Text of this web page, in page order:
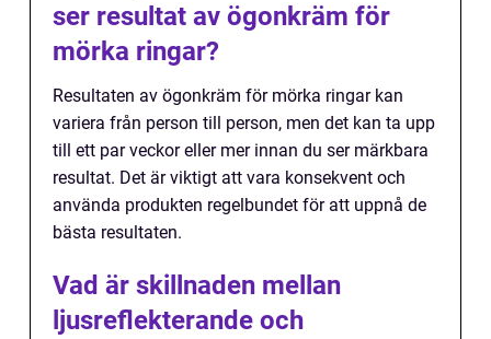
ser resultat av ögonkräm för
mörka ringar?
Resultaten av ögonkräm för mörka ringar kan
variera från person till person, men det kan ta upp
till ett par veckor eller mer innan du ser märkbara
resultat. Det är viktigt att vara konsekvent och
använda produkten regelbundet för att uppnå de
bästa resultaten.
Vad är skillnaden mellan
ljusreflekterande och